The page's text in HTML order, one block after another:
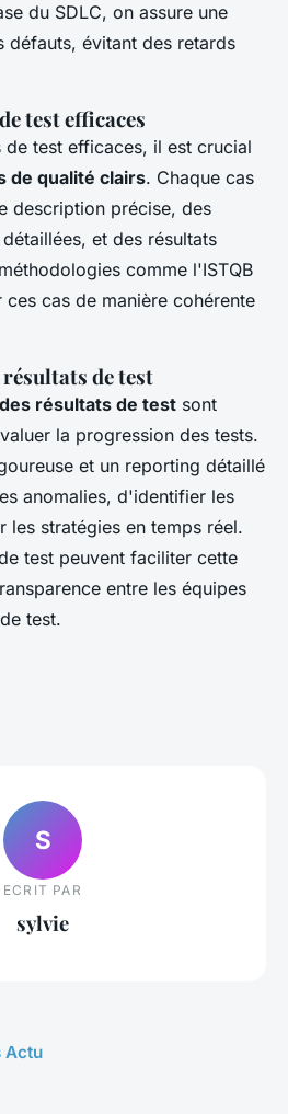
du SDLC, on assure une
défauts, évitant des retards
test efficaces
de test efficaces, il est crucial
de qualité clairs. Chaque cas
description précise, des
et des résultats
comme l'ISTQB
cas de manière cohérente
de test
résultats de test sont
la progression des tests.
et un reporting détaillé
anomalies, d'identifier les
les stratégies en temps réel.
test peuvent faciliter cette
entre les équipes
test.
S
ECRIT PAR
sylvie
Actu